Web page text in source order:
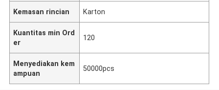
Kemasan rincian Karton
Kuantitas min Ord
er
120
Menyediakan kem
ampuan
50000pcs